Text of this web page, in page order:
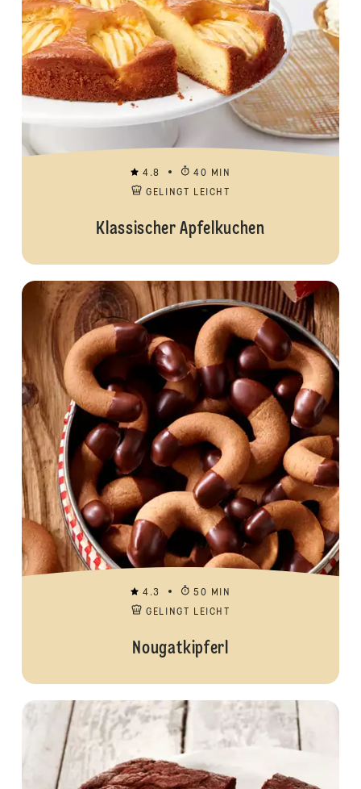
4.8
40 MIN
GELINGT LEICHT
Klassischer Apfelkuchen
4.3
50 MIN
GELINGT LEICHT
Nougatkipferl